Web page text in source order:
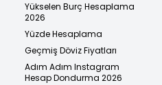
Yükselen Burç Hesaplama
2026
Yüzde Hesaplama
Geçmiş Döviz Fiyatları
Adım Adım Instagram
Hesap Dondurma 2026